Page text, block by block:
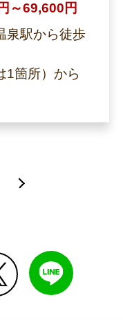
～69,600円
泉駅から徒歩
1箇所）から
進む